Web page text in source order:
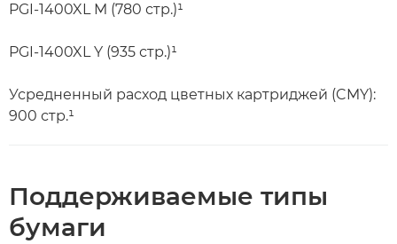
PGI-1400XL M (780 стр.)¹
PGI-1400XL Y (935 стр.)¹
Усредненный расход цветных картриджей (CMY):
900 стр.¹
Поддерживаемые типы
бумаги